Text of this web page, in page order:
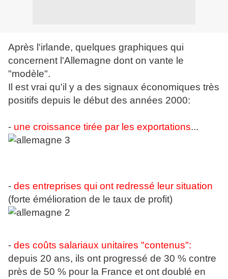
Après l'irlande, quelques graphiques qui
concernent l'Allemagne dont on vante le
"modèle".
Il est vrai qu'il y a des signaux économiques très
positifs depuis le début des années 2000:
- une croissance tirée par les exportations...
- des entreprises qui ont redressé leur situation
(forte émélioration de le taux de profit)
- des coûts salariaux unitaires "contenus":
depuis 20 ans, ils ont progressé de 30 % contre
près de 50 % pour la France et ont doublé en